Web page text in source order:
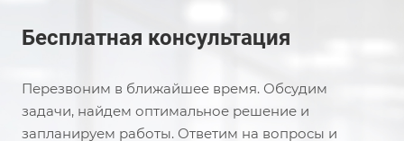
Бесплатная консультация
Перезвоним в ближайшее время. Обсудим
задачи, найдем оптимальное решение и
запланируем работы. Ответим на вопросы и